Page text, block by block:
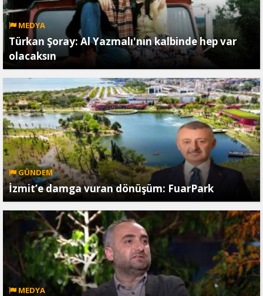
MEDYA
Türkan Şoray: Al Yazmalı'nın kalbinde hep var
olacaksın
GÜNDEM
İzmit’e damga vuran dönüşüm: FuarPark
MEDYA